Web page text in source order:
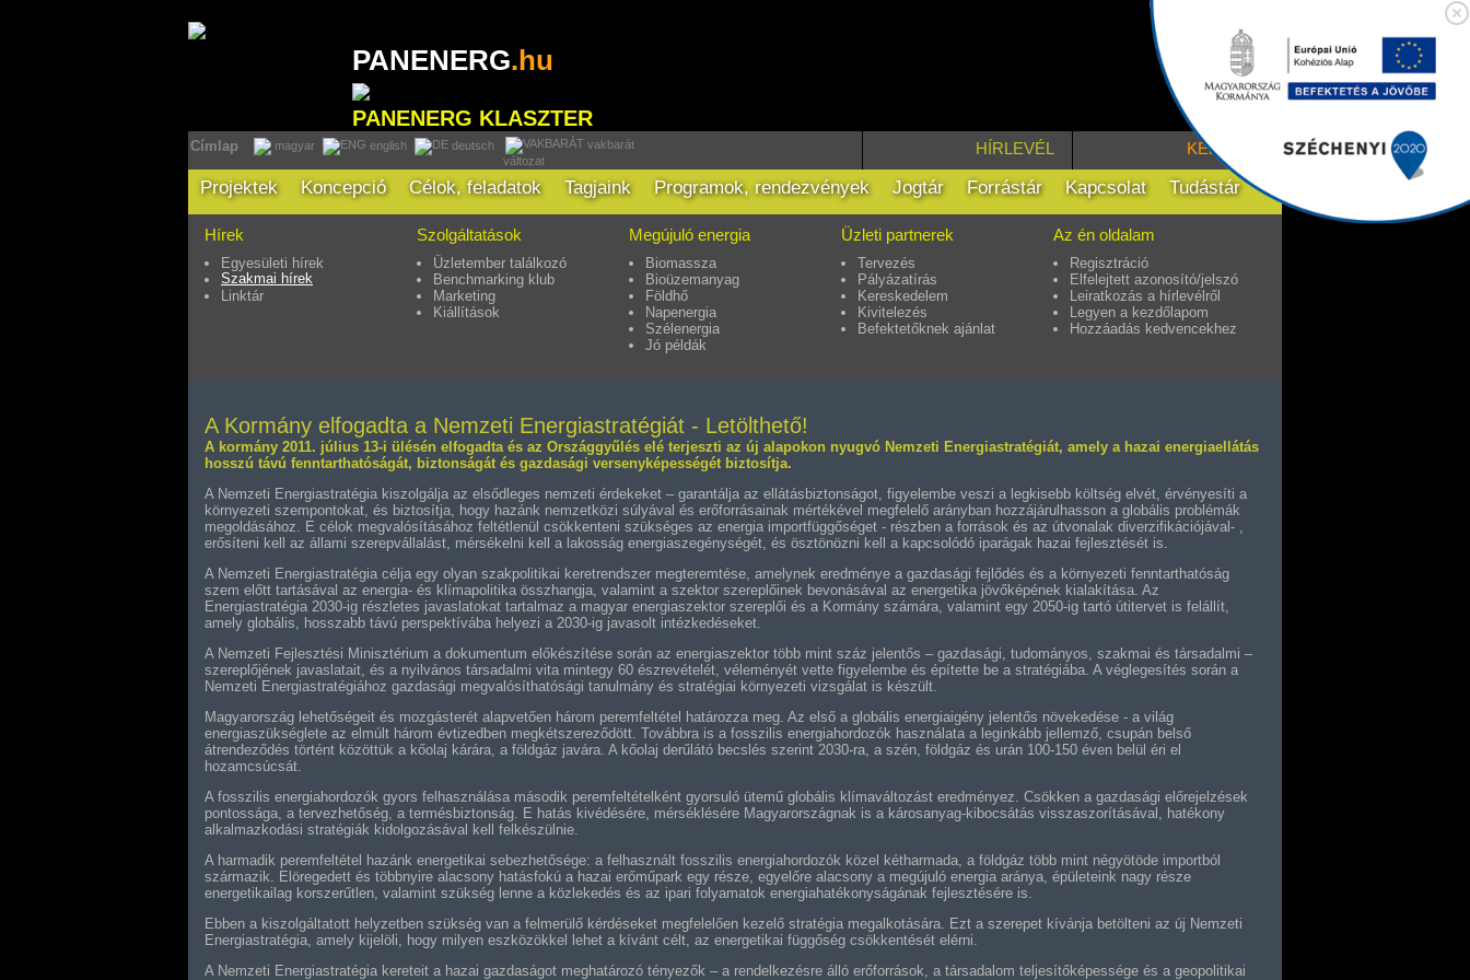
PANENERG.hu
PANENERG KLASZTER
Címlap magyar english deutsch
vakbarát
változat
KERESÉS
HÍRLEVÉL
Projektek Koncepció Célok, feladatok Tagjaink Programok, rendezvények Jogtár Forrástár Kapcsolat Tudástár
Hírek
Egyesületi hírek
Szakmai hírek
Linktár
Szolgáltatások
Üzletember találkozó
Benchmarking klub
Marketing
Kiállítások
Megújuló energia
Biomassza
Bioüzemanyag
Földhő
Napenergia
Szélenergia
Jó példák
Üzleti partnerek
Tervezés
Pályázatírás
Kereskedelem
Kivitelezés
Befektetőknek ajánlat
Az én oldalam
Regisztráció
Elfelejtett azonosító/jelszó
Leiratkozás a hírlevélről
Legyen a kezdőlapom
Hozzáadás kedvencekhez
A Kormány elfogadta a Nemzeti Energiastratégiát - Letölthető!
A kormány 2011. július 13-i ülésén elfogadta és az Országgyűlés elé terjeszti az új alapokon nyugvó Nemzeti Energiastratégiát, amely a hazai energiaellátás
hosszú távú fenntarthatóságát, biztonságát és gazdasági versenyképességét biztosítja.
A Nemzeti Energiastratégia kiszolgálja az elsődleges nemzeti érdekeket – garantálja az ellátásbiztonságot, figyelembe veszi a legkisebb költség elvét, érvényesíti a
környezeti szempontokat, és biztosítja, hogy hazánk nemzetközi súlyával és erőforrásainak mértékével megfelelő arányban hozzájárulhasson a globális problémák
megoldásához. E célok megvalósításához feltétlenül csökkenteni szükséges az energia importfüggőséget - részben a források és az útvonalak diverzifikációjával- ,
erősíteni kell az állami szerepvállalást, mérsékelni kell a lakosság energiaszegénységét, és ösztönözni kell a kapcsolódó iparágak hazai fejlesztését is.
A Nemzeti Energiastratégia célja egy olyan szakpolitikai keretrendszer megteremtése, amelynek eredménye a gazdasági fejlődés és a környezeti fenntarthatóság
szem előtt tartásával az energia- és klímapolitika összhangja, valamint a szektor szereplőinek bevonásával az energetika jövőképének kialakítása. Az
Energiastratégia 2030-ig részletes javaslatokat tartalmaz a magyar energiaszektor szereplői és a Kormány számára, valamint egy 2050-ig tartó útitervet is felállít,
amely globális, hosszabb távú perspektívába helyezi a 2030-ig javasolt intézkedéseket.
A Nemzeti Fejlesztési Minisztérium a dokumentum előkészítése során az energiaszektor több mint száz jelentős – gazdasági, tudományos, szakmai és társadalmi –
szereplőjének javaslatait, és a nyilvános társadalmi vita mintegy 60 észrevételét, véleményét vette figyelembe és építette be a stratégiába. A véglegesítés során a
Nemzeti Energiastratégiához gazdasági megvalósíthatósági tanulmány és stratégiai környezeti vizsgálat is készült.
Magyarország lehetőségeit és mozgásterét alapvetően három peremfeltétel határozza meg. Az első a globális energiaigény jelentős növekedése - a világ
energiaszükséglete az elmúlt három évtizedben megkétszereződött. Továbbra is a fosszilis energiahordozók használata a leginkább jellemző, csupán belső
átrendeződés történt közöttük a kőolaj kárára, a földgáz javára. A kőolaj derűlátó becslés szerint 2030-ra, a szén, földgáz és urán 100-150 éven belül éri el
hozamcsúcsát.
A fosszilis energiahordozók gyors felhasználása második peremfeltételként gyorsuló ütemű globális klímaváltozást eredményez. Csökken a gazdasági előrejelzések
pontossága, a tervezhetőség, a termésbiztonság. E hatás kivédésére, mérséklésére Magyarországnak is a károsanyag-kibocsátás visszaszorításával, hatékony
alkalmazkodási stratégiák kidolgozásával kell felkészülnie.
A harmadik peremfeltétel hazánk energetikai sebezhetősége: a felhasznált fosszilis energiahordozók közel kétharmada, a földgáz több mint négyötöde importból
származik. Elöregedett és többnyire alacsony hatásfokú a hazai erőműpark egy része, egyelőre alacsony a megújuló energia aránya, épületeink nagy része
energetikailag korszerűtlen, valamint szükség lenne a közlekedés és az ipari folyamatok energiahatékonyságának fejlesztésére is.
Ebben a kiszolgáltatott helyzetben szükség van a felmerülő kérdéseket megfelelően kezelő stratégia megalkotására. Ezt a szerepet kívánja betölteni az új Nemzeti
Energiastratégia, amely kijelöli, hogy milyen eszközökkel lehet a kívánt célt, az energetikai függőség csökkentését elérni.
A Nemzeti Energiastratégia kereteit a hazai gazdaságot meghatározó tényezők – a rendelkezésre álló erőforrások, a társadalom teljesítőképessége és a geopolitikai